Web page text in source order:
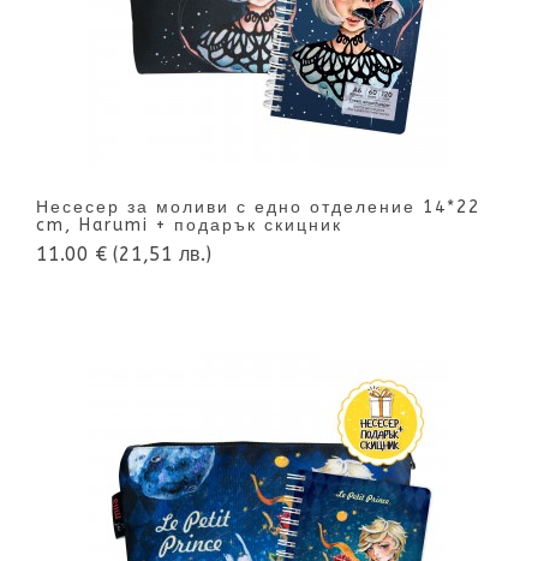
Несесер за моливи с едно отделение 14*22
cm, Harumi + подарък скицник
11.00 € (21,51 лв.)